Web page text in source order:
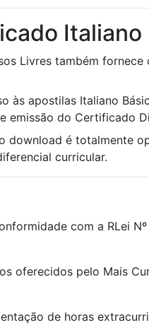
Italiano
Livres também
às apostilas Italiano
emissão do Certificado
download é totalmente
curricular.
com a RLei
oferecidos pelo Mais
de horas